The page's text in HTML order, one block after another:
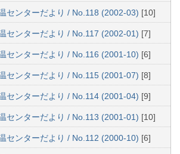
センターだより / No.118 (2002-03) [10]
センターだより / No.117 (2002-01) [7]
センターだより / No.116 (2001-10) [6]
センターだより / No.115 (2001-07) [8]
センターだより / No.114 (2001-04) [9]
センターだより / No.113 (2001-01) [10]
センターだより / No.112 (2000-10) [6]